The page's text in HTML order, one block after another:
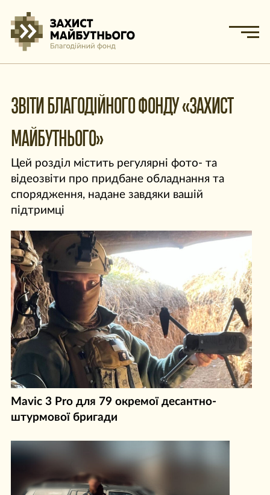
ЗВІТИ БЛАГОДІЙНОГО ФОНДУ «ЗАХИСТ
МАЙБУТНЬОГО»
Цей розділ містить регулярні фото- та
відеозвіти про придбане обладнання та
спорядження, надане завдяки вашій
підтримці
Mavic 3 Pro для 79 окремої десантно-
штурмової бригади